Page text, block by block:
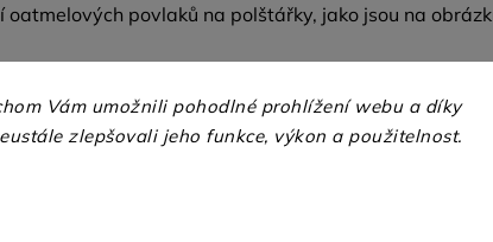
Vám umožnili pohodlné prohlížení webu a díky
zlepšovali jeho funkce, výkon a použitelnost.
oatmelových povlaků na polštářky, jako jsou na
v našemblogu.
objednat